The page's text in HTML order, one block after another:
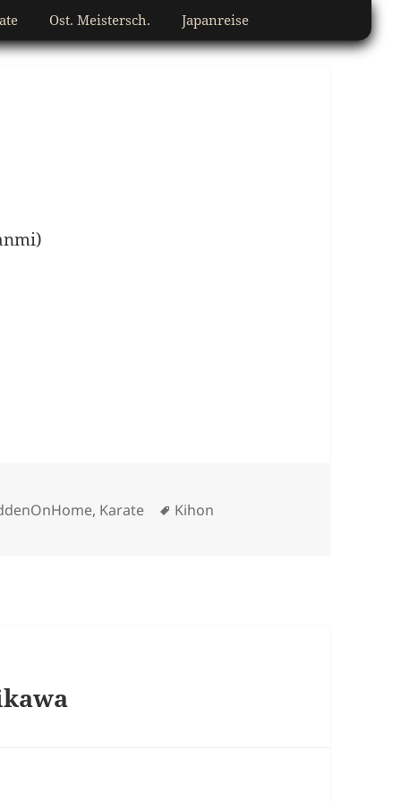
Ost. Meistersch. Japanreise
, Karate Schlagwörter
Kihon